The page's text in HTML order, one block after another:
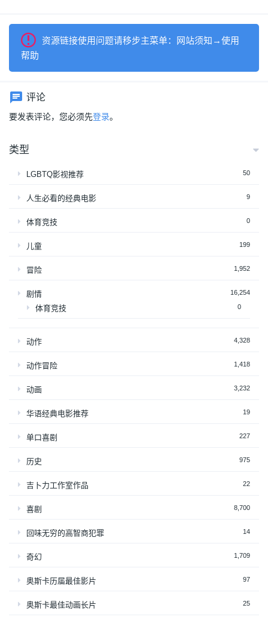
资源链接使用问题请移步主菜单：网站须知→使用
帮助
评论
要发表评论，您必须先登录。
类型
LGBTQ影视推荐 50
人生必看的经典电影 9
体育竞技 0
儿童 199
冒险 1,952
剧情 16,254
体育竞技 0
动作 4,328
动作冒险 1,418
动画 3,232
华语经典电影推荐 19
单口喜剧 227
历史 975
吉卜力工作室作品 22
喜剧 8,700
回味无穷的高智商犯罪 14
奇幻 1,709
奥斯卡历届最佳影片 97
奥斯卡最佳动画长片 25